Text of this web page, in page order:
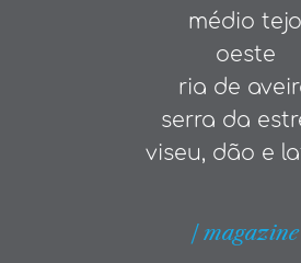
médio tejo
oeste
ria de
serra da
viseu, dão e
| magazine